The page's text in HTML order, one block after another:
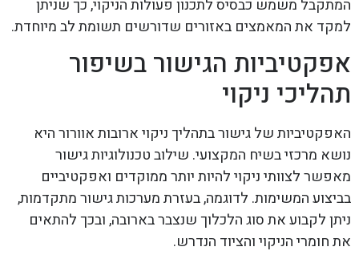
המתקבל משמש כבסיס לתכנון פעולות הניקוי, כך שניתן
למקד את המאמצים באזורים שדורשים תשומת לב מיוחדת.
אפקטיביות הגישור בשיפור
תהליכי ניקוי
האפקטיביות של גישור בתהליך ניקוי ארובות אוורור היא
נושא מרכזי בשיח המקצועי. שילוב טכנולוגיות גישור
מאפשר לצוותי ניקוי להיות יותר ממוקדים ואפקטיביים
בביצוע המשימות. לדוגמה, בעזרת מערכות גישור מתקדמות,
ניתן לקבוע את סוג הלכלוך שנצבר בארובה, ובכך להתאים
את חומרי הניקוי והציוד הנדרש.